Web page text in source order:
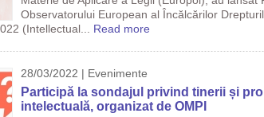
Observatorului European al Încălcărilor
(Intellectual... Read more
28/03/2022 | Evenimente
Participă la sondajul privind tinerii și
intelectuală, organizat de OMPI